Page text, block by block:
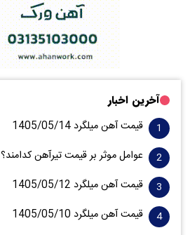
آخرین اخبار
قیمت آهن میلگرد 1405/05/14
عوامل موثر بر قیمت تیرآهن کدامند؟
قیمت آهن میلگرد 1405/05/12
قیمت آهن میلگرد 1405/05/10